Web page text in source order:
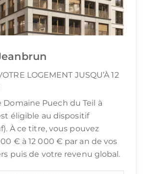
LOGEMENT JUSQU’À 12
Domaine Puech du Teil à
éligible au dispositif
À ce titre, vous pouvez
€ à 12 000 € par an de vos
puis de votre revenu global.